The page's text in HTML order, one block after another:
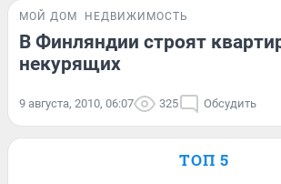
МОЙ ДОМ НЕДВИЖИМОСТЬ
В Финляндии строят
некурящих
9 августа, 2010, 06:07 325 Обсудить
ТОП 5